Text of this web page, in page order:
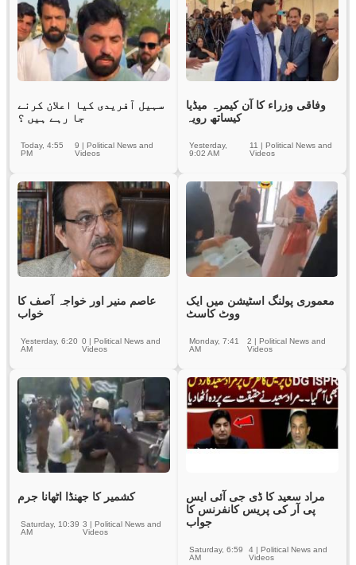
سہیل آفریدی کیا اعلان کرنے
جا رہے ہیں ؟
9 |Political News and
Videos
Today, 4:55
PM
وفاقی وزراء کا آن کیمرہ میڈیا
کیساتھ رویہ
11 | Political News and
Videos
Yesterday,
9:02 AM
عاصم منیر اور خواجہ آصف کا
خواب
0 |Political News and
Videos
Yesterday, 6:20
AM
معموری پولنگ اسٹیشن میں ایک
ووٹ کاسٹ
2 | Political News and
Videos
Monday, 7:41
AM
کشمیر کا جھنڈا اٹھانا جرم
3 |Political News and
Videos
Saturday, 10:39
AM
مراد سعید کا ڈی جی آئی ایس
پی آر کی پریس کانفرنس کا
جواب
4 |Political News and
Videos
Saturday, 6:59
AM